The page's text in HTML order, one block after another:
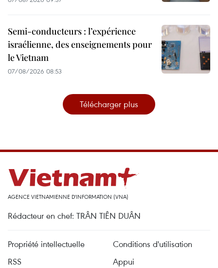
Semi-conducteurs : l’expérience
israélienne, des enseignements pour
le Vietnam
07/08/2026 08:53
Télécharger plus
AGENCE VIETNAMIENNE D'INFORMATION (VNA)
Rédacteur en chef: TRÂN TIÊN DUÂN
Propriété intellectuelle
Conditions d'utilisation
RSS
Appui